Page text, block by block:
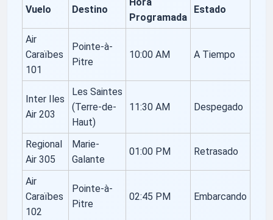
Vuelo Destino
Hora
Programada
Estado
Air
Caraïbes
101
Pointe-à-
Pitre
10:00 AM A Tiempo
Inter Iles
Air 203
Les Saintes
(Terre-de-
Haut)
11:30 AM Despegado
Regional
Air 305
Marie-
Galante
01:00 PM Retrasado
Air
Caraïbes
102
Pointe-à-
Pitre
02:45 PM Embarcando